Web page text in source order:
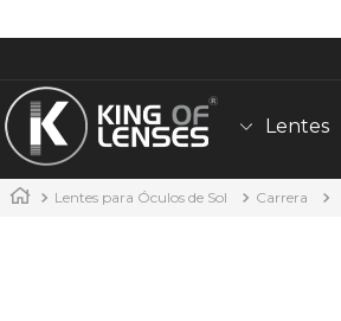
Lentes
Lentes para Óculos de Sol Carrera